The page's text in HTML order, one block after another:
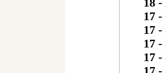
17
17
17
17